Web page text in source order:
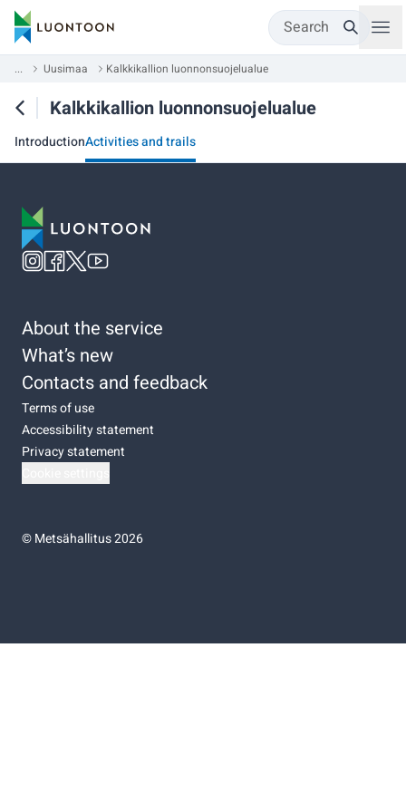
Search
... Uusimaa Kalkkikallion luonnonsuojelualue
Kalkkikallion luonnonsuojelualue
IntroductionActivities and trails
About the service
What’s new
Contacts and feedback
Terms of use
Accessibility statement
Privacy statement
©Metsähallitus 2026